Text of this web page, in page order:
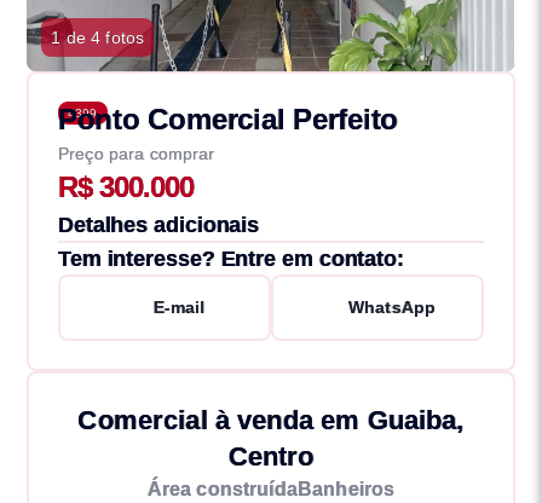
1 de 4 fotos
4399
Ponto Comercial Perfeito
Preço para comprar
R$ 300.000
Detalhes adicionais
Tem interesse? Entre em contato:
E-mail WhatsApp
Comercial à venda em Guaiba,
Centro
Área construídaBanheiros